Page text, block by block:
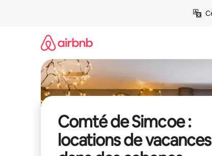
Comté de Simcoe :
locations de vacances